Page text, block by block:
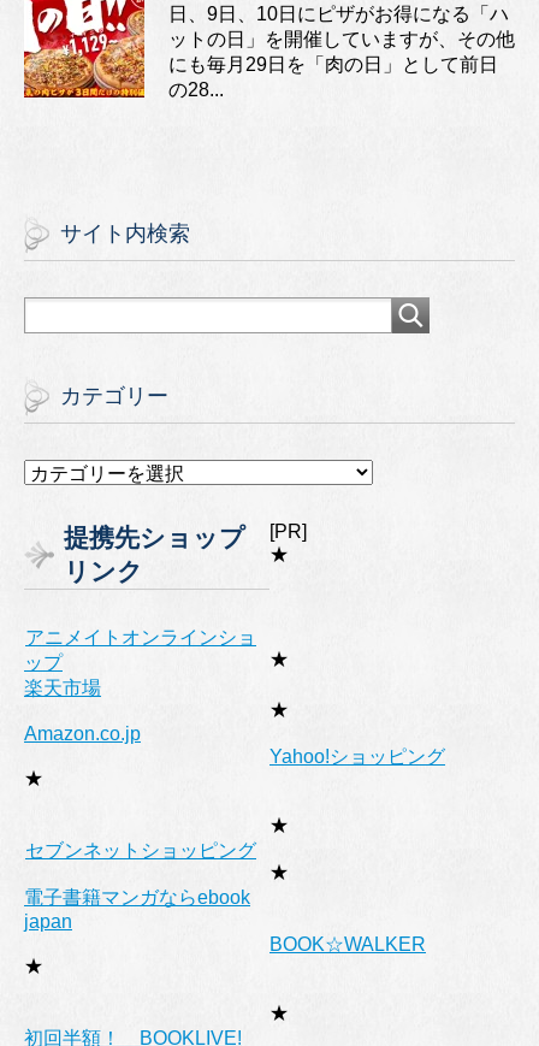
日、9日、10日にピザがお得になる「ハ
ットの日」を開催していますが、その他
にも毎月29日を「肉の日」として前日
の28...
サイト内検索
カテゴリー
カ
リ
ー
提携先ショップ
リンク
[PR]
★
アニメイトオンラインショ
ップ
★
楽天市場
★
Amazon.co.jp
★
Yahoo!ショッピング
★
セブンネットショッピング
★
電子書籍マンガならebook
japan
★
BOOK☆WALKER
★
初回半額！ BOOKLIVE!